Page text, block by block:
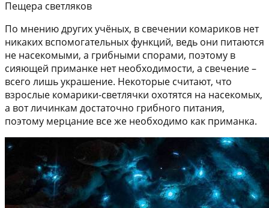
Пещера светляков
По мнению других учёных, в свечении комариков нет
никаких вспомогательных функций, ведь они питаются
не насекомыми, а грибными спорами, поэтому в
сияющей приманке нет необходимости, а свечение –
всего лишь украшение. Некоторые считают, что
взрослые комарики-светлячки охотятся на насекомых,
а вот личинкам достаточно грибного питания,
поэтому мерцание все же необходимо как приманка.